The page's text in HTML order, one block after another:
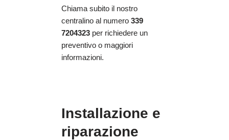
Chiama subito il nostro
centralino al numero 339
7204323 per richiedere un
preventivo o maggiori
informazioni.
Installazione e
riparazione